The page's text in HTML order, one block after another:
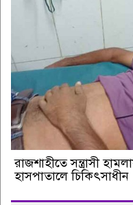
রাজশাহীতে সন্ত্রাসী
হাসপাতালে চিকিৎসাধীন